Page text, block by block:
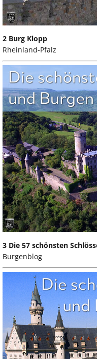
2 Burg Klopp
Rheinland-Pfalz
3 Die 57 schönsten
Burgenblog